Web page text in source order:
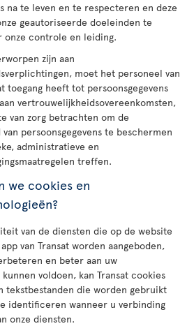
na te leven en te respecteren en deze
geautoriseerde doeleinden te
onze controle en leiding.
zijn aan
moet het personeel van
toegang heeft tot persoonsgegevens
vertrouwelijkheidsovereenkomsten,
van zorg betrachten om de
persoonsgegevens te beschermen
administratieve en
treffen.
we cookies en
van de diensten die op de website
van Transat worden aangeboden,
en beter aan uw
voldoen, kan Transat cookies
tekstbestanden die worden gebruikt
identificeren wanneer u verbinding
onze diensten.